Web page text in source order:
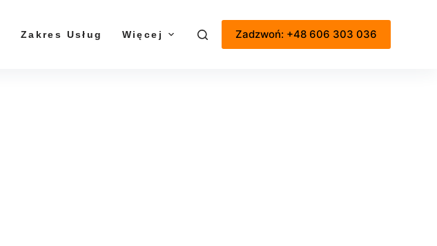
Zakres Usług Więcej Zadzwoń: +48 606 303 036